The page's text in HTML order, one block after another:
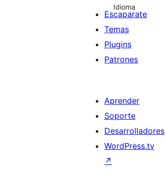
Idioma
Escaparate
Temas
Plugins
Patrones
Aprender
Soporte
Desarrolladores
WordPress.tv
↗